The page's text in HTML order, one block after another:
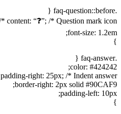
.faq-question::before {
content: “❓”; /* Question mark icon */
font-size: 1.2em;
}
.faq-answer {
color: #424242;
padding-right: 25px; /* Indent answer */
border-right: 2px solid #90CAF9;
padding-left: 10px;
}